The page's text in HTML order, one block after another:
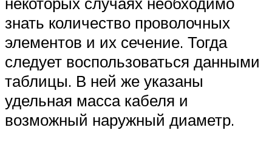
знать количество проволочных
элементов и их сечение. Тогда
следует воспользоваться данными
таблицы. В ней же указаны
удельная масса кабеля и
возможный наружный диаметр.